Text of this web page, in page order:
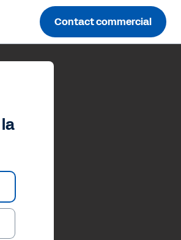
Contact commercial